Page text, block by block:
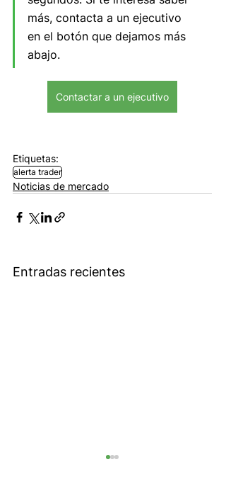
más, contacta a un ejecutivo
en el botón que dejamos más
abajo.
Contactar a un ejecutivo
Etiquetas:
alerta trader
Noticias de mercado
Entradas recientes